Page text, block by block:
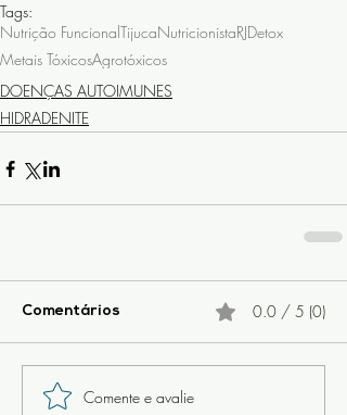
Tags:
Nutrição FuncionalTijucaNutricionistaRJDetox
Metais TóxicosAgrotóxicos
DOENÇAS AUTOIMUNES
HIDRADENITE
Comentários 0.0 / 5 (0)
Comente e avalie